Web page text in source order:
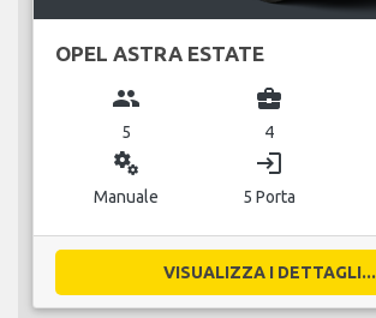
OPEL ASTRA ESTATE
group
5
business_center
4
miscellaneous_services
Manuale
login
5 Porta
VISUALIZZA I DETTAGLI...